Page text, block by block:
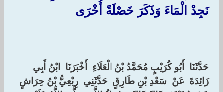
نَجِدْ الْمَاءَ وَذَكَرَ خَصْلَةً أُخْرَى ‏
حَدَّثَنَا ‏ ‏أَبُو كُرَيْبٍ مُحَمَّدُ بْنُ الْعَلَاءِ ‏ ‏أَخْبَرَنَا ‏ ‏ابْنُ أَبِي
زَائِدَةَ ‏ ‏عَنْ ‏ ‏سَعْدِ بْنِ طَارِقٍ ‏ ‏حَدَّثَنِي ‏ ‏رِبْعِيُّ بْنُ حِرَاشٍ ‏